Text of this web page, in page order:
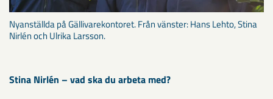
Nyanställda på Gällivarekontoret. Från vänster: Hans Lehto, Stina
Nirlén och Ulrika Larsson.
Stina Nirlén – vad ska du arbeta med?